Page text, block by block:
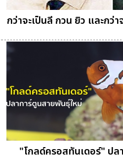
กว่าจะเป็นลี กวน ยิว และกว่
"โกลด์ครอสทันเดอร์" ป